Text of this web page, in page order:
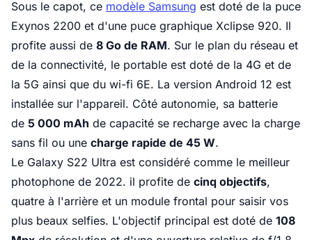
Sous le capot, ce modèle Samsung est doté de la puce
Exynos 2200 et d'une puce graphique Xclipse 920. Il
profite aussi de 8 Go de RAM. Sur le plan du réseau et
de la connectivité, le portable est doté de la 4G et de
la 5G ainsi que du wi-fi 6E. La version Android 12 est
installée sur l'appareil. Côté autonomie, sa batterie
de 5 000 mAh de capacité se recharge avec la charge
sans fil ou une charge rapide de 45 W.
Le Galaxy S22 Ultra est considéré comme le meilleur
photophone de 2022. il profite de cinq objectifs,
quatre à l'arrière et un module frontal pour saisir vos
plus beaux selfies. L'objectif principal est doté de 108